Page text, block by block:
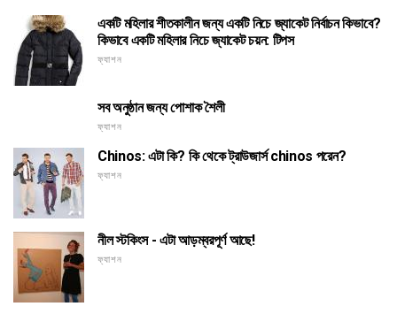
একটি মহিলার শীতকালীন জন্য একটি নিচে জ্যাকেট নির্বাচন কিভাবে?
কিভাবে একটি মহিলার নিচে জ্যাকেট চয়ন: টিপস
ফ্যাশন
সব অনুষ্ঠান জন্য পোশাক শৈলী
ফ্যাশন
Chinos: এটা কি? কি থেকে ট্রাউজার্স chinos পরেন?
ফ্যাশন
নীল স্টকিংস - এটা আড়ম্বরপূর্ণ আছে!
ফ্যাশন